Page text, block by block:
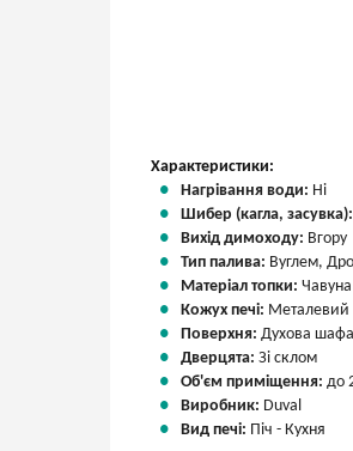
Характеристики:
Нагрівання води: Ні
Шибер (кагла,
Вихід димоходу: Вгору
Тип палива: Вуглем,
Матеріал топки: Чавуна
Кожух печі: Металевий
Поверхня: Духова
Дверцята: Зі склом
Об'єм приміщення: до
Виробник: Duval
Вид печі: Піч - Кухня